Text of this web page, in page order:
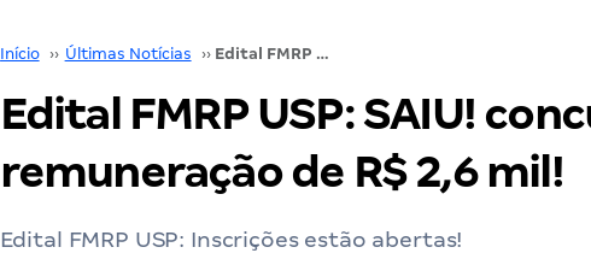
Início ›› Últimas Notícias ›› Edital FMRP USP: SAIU! concurso com remuneração de R$ 2,6 mil!
Edital FMRP USP: SAIU!
remuneração de R$ 2,6 mil!
Edital FMRP USP: Inscrições estão abertas!